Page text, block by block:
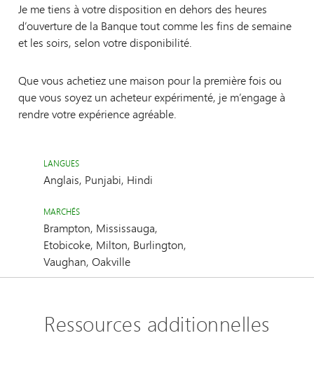
Je me tiens à votre disposition en dehors des heures
d’ouverture de la Banque tout comme les fins de semaine
et les soirs, selon votre disponibilité.
Que vous achetiez une maison pour la première fois ou
que vous soyez un acheteur expérimenté, je m’engage à
rendre votre expérience agréable.
LANGUES
Anglais, Punjabi, Hindi
MARCHÉS
Brampton, Mississauga,
Etobicoke, Milton, Burlington,
Vaughan, Oakville
Ressources additionnelles